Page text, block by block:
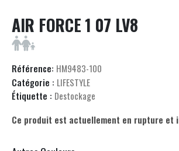
AIR FORCE 1 07 LV8
Référence: HM9483-100
Catégorie : LIFESTYLE
Étiquette : Destockage
Ce produit est actuellement en rupture et